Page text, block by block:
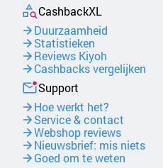
CashbackXL
Duurzaamheid
Statistieken
Reviews Kiyoh
Cashbacks vergelijken
Support
Hoe werkt het?
Service & contact
Webshop reviews
Nieuwsbrief: mis niets
Goed om te weten